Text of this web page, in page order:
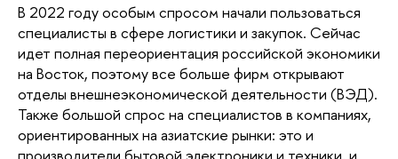
В 2022 году особым спросом начали пользоваться
специалисты в сфере логистики и закупок. Сейчас
идет полная переориентация российской экономики
на Восток, поэтому все больше фирм открывают
отделы внешнеэкономической деятельности (ВЭД).
Также большой спрос на специалистов в компаниях,
ориентированных на азиатские рынки: это и